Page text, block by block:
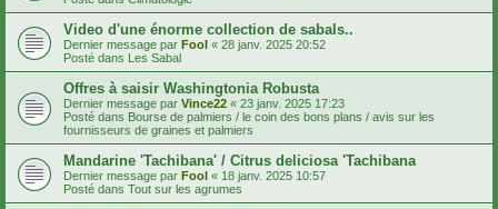
Video d'une énorme collection de sabals..
Dernier message par Fool « 28 janv. 2025 20:52
Posté dans Les Sabal
Offres à saisir Washingtonia Robusta
Dernier message par Vince22 « 23 janv. 2025 17:23
Posté dans Bourse de palmiers / le coin des bons plans / avis sur les
fournisseurs de graines et palmiers
Mandarine 'Tachibana' / Citrus deliciosa 'Tachibana
Dernier message par Fool « 18 janv. 2025 10:57
Posté dans Tout sur les agrumes